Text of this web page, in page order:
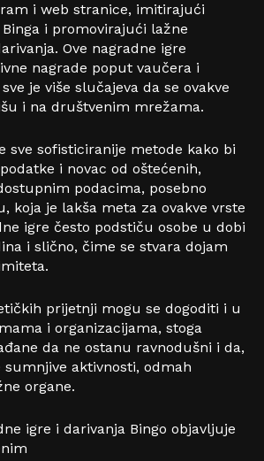
i web stranice, imitirajući
i promovirajući lažne
Ove nagradne igre
nagrade poput vaučera i
je više slučajeva da se ovakve
i na društvenim mrežama.
sve sofisticiranije metode kako bi
i novac od oštećenih,
podacima, posebno
koja je lakša meta za ovakve vrste
igre često podstiču osobe u dobi
i slično, čime se stvara dojam
prijetnji mogu se dogoditi i u
i organizacijama, stoga
da ne ostanu ravnodušni i da,
aktivnosti, odmah
organe.
igre i darivanja Bingo objavljuje